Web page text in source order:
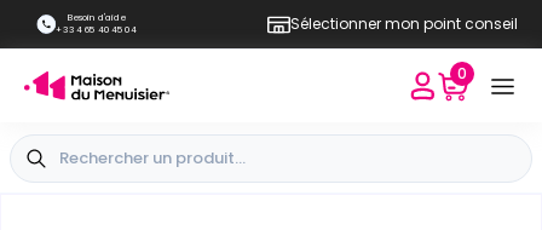
Besoin d'aide
+33 4 65 40 45 04
Sélectionner mon point conseil
0